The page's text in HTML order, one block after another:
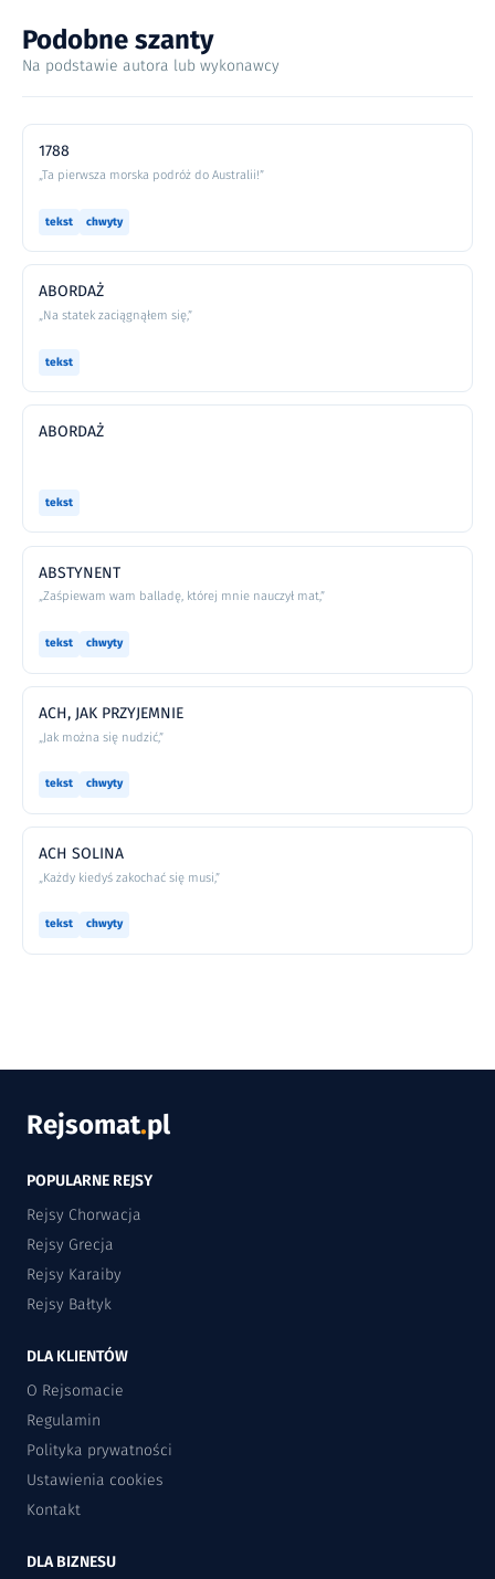
Podobne szanty
Na podstawie autora lub wykonawcy
1788
„Ta pierwsza morska podróż do Australii!”
tekst chwyty
ABORDAŻ
„Na statek zaciągnąłem się,”
tekst
ABORDAŻ
tekst
ABSTYNENT
„Zaśpiewam wam balladę, której mnie nauczył mat,”
tekst chwyty
ACH, JAK PRZYJEMNIE
„Jak można się nudzić,”
tekst chwyty
ACH SOLINA
„Każdy kiedyś zakochać się musi,”
tekst chwyty
Rejsomat.pl
POPULARNE REJSY
Rejsy Chorwacja
Rejsy Grecja
Rejsy Karaiby
Rejsy Bałtyk
DLA KLIENTÓW
O Rejsomacie
Regulamin
Polityka prywatności
Ustawienia cookies
Kontakt
DLA BIZNESU